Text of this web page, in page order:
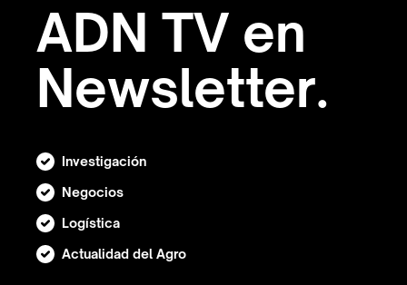
ADN TV en
Newsletter.
Investigación
Negocios
Logística
Actualidad del Agro